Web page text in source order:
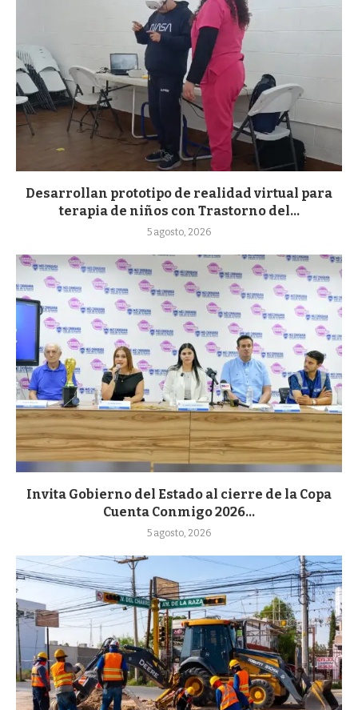
Desarrollan prototipo de realidad virtual para
terapia de niños con Trastorno del...
5 agosto, 2026
Invita Gobierno del Estado al cierre de la Copa
Cuenta Conmigo 2026...
5 agosto, 2026